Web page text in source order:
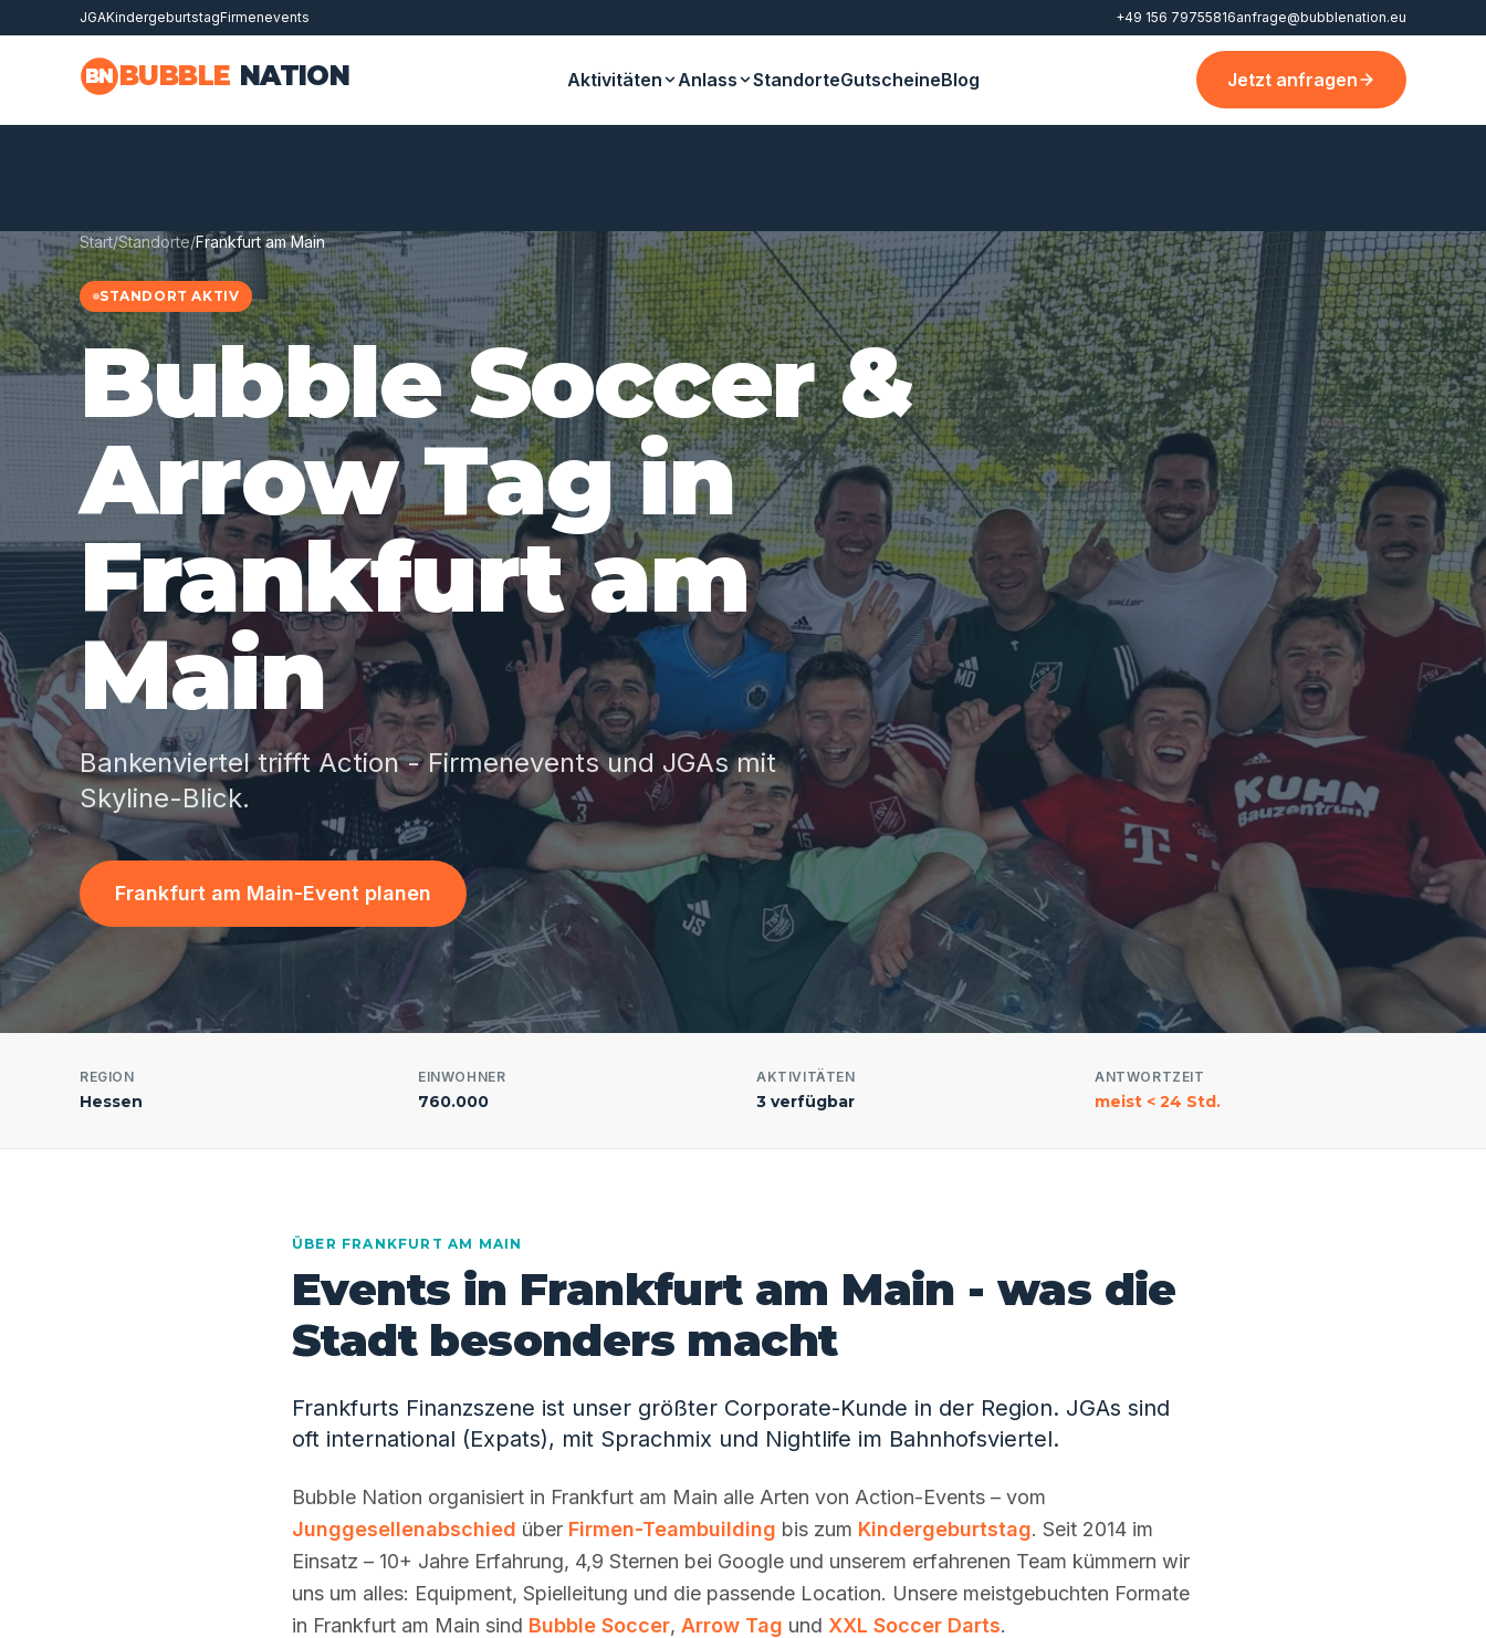
Zum Hauptinhalt springen
JGAKindergeburtstagFirmenevents +49 156 79755816anfrage@bubblenation.eu
BN BUBBLE NATION Aktivitäten Anlass StandorteGutscheineBlog Jetzt anfragen
Start/Standorte/Frankfurt am Main
STANDORT AKTIV
Bubble Soccer &
Arrow Tag in
Frankfurt am
Main
Bankenviertel trifft Action - Firmenevents und JGAs mit
Skyline-Blick.
Frankfurt am Main-Event planen
REGION
Hessen
EINWOHNER
760.000
AKTIVITÄTEN
3 verfügbar
ANTWORTZEIT
meist < 24 Std.
ÜBER FRANKFURT AM MAIN
Events in Frankfurt am Main - was die
Stadt besonders macht
Frankfurts Finanzszene ist unser größter Corporate-Kunde in der Region. JGAs sind
oft international (Expats), mit Sprachmix und Nightlife im Bahnhofsviertel.
Bubble Nation organisiert in Frankfurt am Main alle Arten von Action-Events – vom
Junggesellenabschied über Firmen-Teambuilding bis zum Kindergeburtstag. Seit 2014 im
Einsatz – 10+ Jahre Erfahrung, 4,9 Sternen bei Google und unserem erfahrenen Team kümmern wir
uns um alles: Equipment, Spielleitung und die passende Location. Unsere meistgebuchten Formate
in Frankfurt am Main sind Bubble Soccer, Arrow Tag und XXL Soccer Darts.